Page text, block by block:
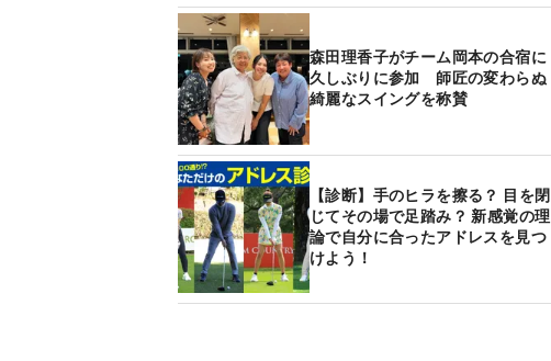
森田理香子がチーム岡本の合宿に
久しぶりに参加 師匠の変わらぬ
綺麗なスイングを称賛
【診断】手のヒラを擦る？ 目を閉
じてその場で足踏み？ 新感覚の理
論で自分に合ったアドレスを見つ
けよう！